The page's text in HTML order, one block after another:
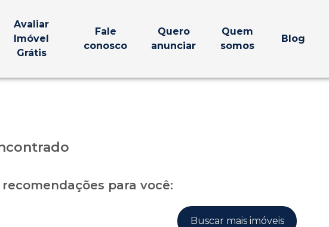
Avaliar
Imóvel
Grátis
Fale
conosco
Quero
anunciar
Quem
somos
Blog
para você:
Buscar mais imóveis